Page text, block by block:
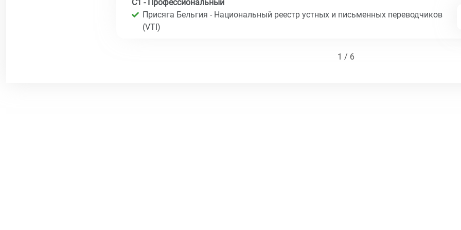
C1 - Профессиональный
Присяга Бельгия - Национальный реестр устных и письменных переводчиков
(VTI)
1 / 6